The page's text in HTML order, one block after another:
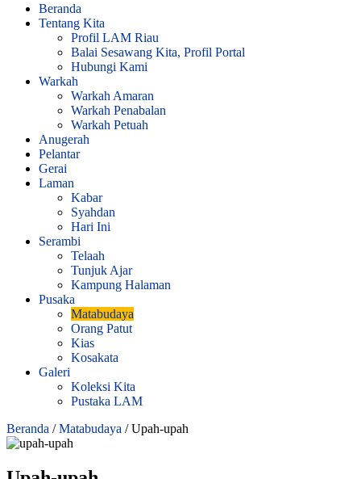
Beranda
Tentang Kita
Profil LAM Riau
Balai Sesawang Kita, Profil Portal
Hubungi Kami
Warkah
Warkah Amaran
Warkah Penabalan
Warkah Petuah
Anugerah
Pelantar
Gerai
Laman
Kabar
Syahdan
Hari Ini
Serambi
Telaah
Tunjuk Ajar
Kampung Halaman
Pusaka
Matabudaya
Orang Patut
Kias
Kosakata
Galeri
Koleksi Kita
Pustaka LAM
Beranda / Matabudaya / Upah-upah